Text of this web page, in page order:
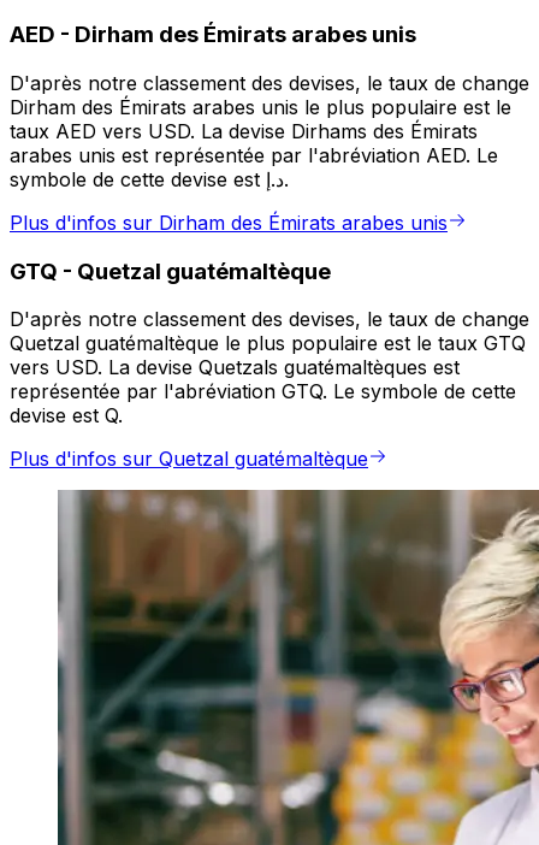
AED - Dirham des Émirats arabes unis
D'après notre classement des devises, le taux de change
Dirham des Émirats arabes unis le plus populaire est le
taux AED vers USD. La devise Dirhams des Émirats
arabes unis est représentée par l'abréviation AED. Le
symbole de cette devise est د.إ.
Plus d'infos sur Dirham des Émirats arabes unis
GTQ - Quetzal guatémaltèque
D'après notre classement des devises, le taux de change
Quetzal guatémaltèque le plus populaire est le taux GTQ
vers USD. La devise Quetzals guatémaltèques est
représentée par l'abréviation GTQ. Le symbole de cette
devise est Q.
Plus d'infos sur Quetzal guatémaltèque